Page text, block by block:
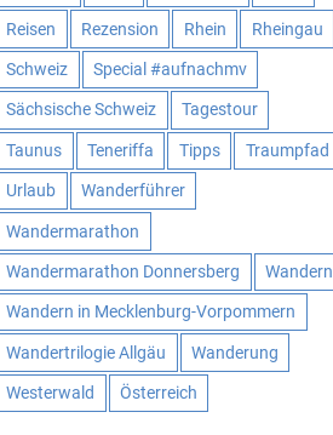
Reisen Rezension Rhein Rheingau
Schweiz Special #aufnachmv
Sächsische Schweiz Tagestour
Taunus Teneriffa Tipps Traumpfad
Urlaub Wanderführer
Wandermarathon
Wandermarathon Donnersberg Wandern
Wandern in Mecklenburg-Vorpommern
Wandertrilogie Allgäu Wanderung
Westerwald Österreich